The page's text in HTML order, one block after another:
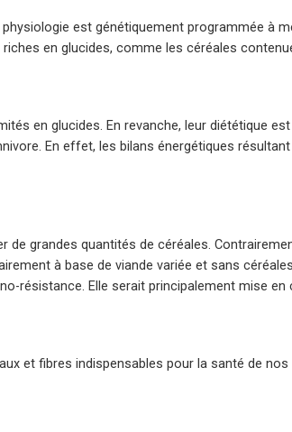
est génétiquement programmée à
en glucides, comme les céréales
en glucides. En revanche, leur diététique
En effet, les bilans énergétiques
de grandes quantités de céréales.
à base de viande variée et sans
résistance. Elle serait principalement mise
et fibres indispensables pour la santé de